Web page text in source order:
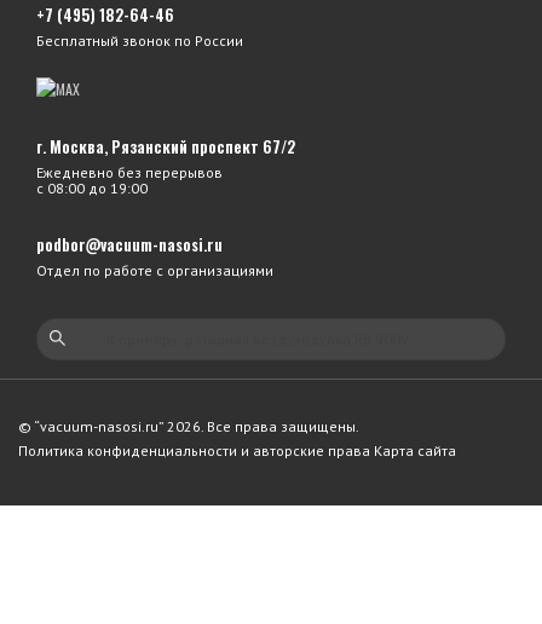
+7 (495) 182-64-46
Бесплатный звонок по России
г. Москва, Рязанский проспект 67/2
Ежедневно без перерывов
с 08:00 до 19:00
podbor@vacuum-nasosi.ru
Отдел по работе с организациями
© “vacuum-nasosi.ru” 2026. Все права защищены.
Политика конфиденциальности и авторские права Карта сайта